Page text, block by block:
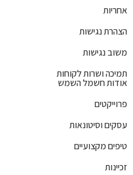
אחריות
הצהרת נגישות
משוב נגישות
תמיכה ושרות לקוחות
אודות חשמל השמש
פרוייקטים
עסקים וסיטונאות
טיפים מקצועיים
זכיינות